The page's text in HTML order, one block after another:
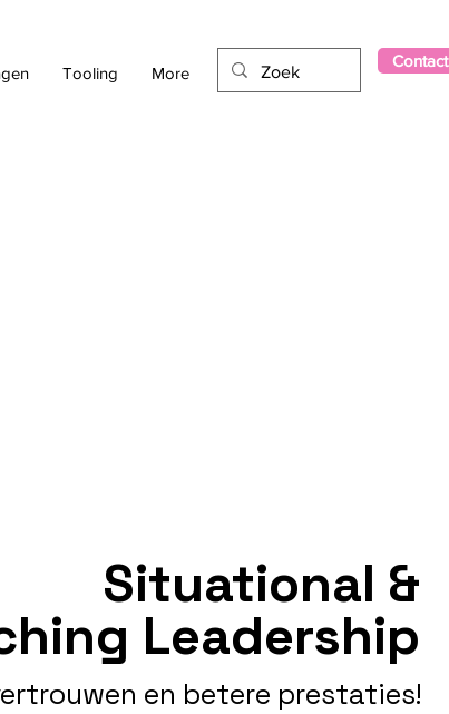
Tooling More
Contact
Situational &
Leadership
en betere prestaties!